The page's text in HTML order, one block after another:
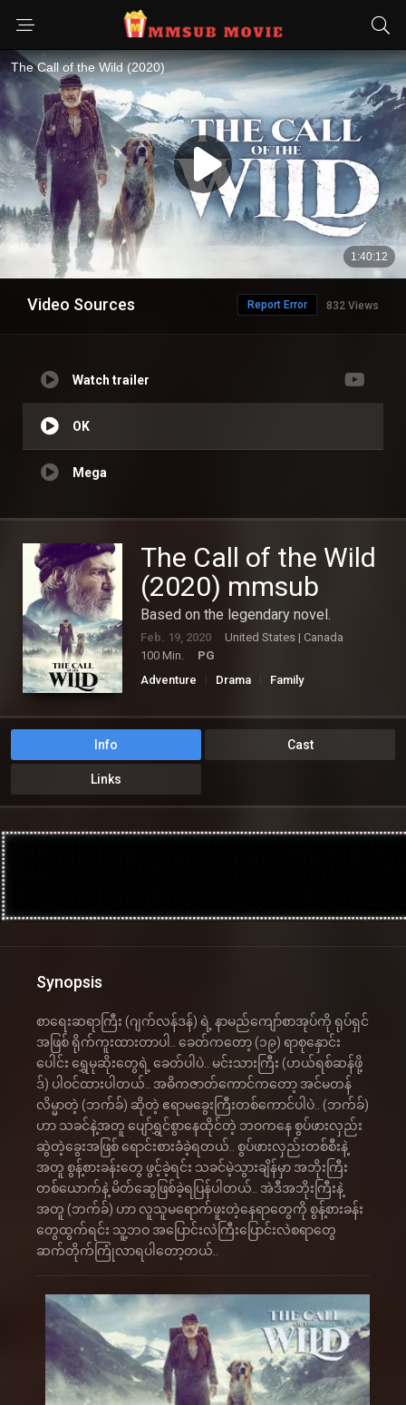
Video Sources 832 Views
Report Error
Watch trailer
OK
Mega
The Call of the Wild
(2020) mmsub
Based on the legendary novel.
Feb. 19, 2020
United States | Canada
100 Min.
PG
Adventure
Drama Family
Info Cast
Links
Synopsis
စာရေးဆရာကြီး (ဂျက်လန်ဒန်) ရဲ့ နာမည်ကျော်စာအုပ်ကို ရုပ်ရှင်
အဖြစ် ရိုက်ကူးထားတာပါ.. ခေတ်ကတော့ (၁၉) ရာစုနှောင်း
ပေါင်း ရွှေမုဆိုးတွေရဲ့ ခေတ်ပါပဲ.. မင်းသားကြီး (ဟယ်ရစ်ဆန်ဖို့
ဒ်) ပါဝင်ထားပါတယ်.. အဓိကဇာတ်ကောင်ကတော့ အင်မတန်
လိမ္မာတဲ့ (ဘက်ခ်) ဆိုတဲ့ ဧရာမခွေးကြီးတစ်ကောင်ပါပဲ.. (ဘက်ခ်)
ဟာ သခင်နဲ့အတူ ပျော်ရွှင်စွာနေထိုင်တဲ့ ဘဝကနေ စွပ်ဖားလှည်း
ဆွဲတဲ့ခွေးအဖြစ် ရောင်းစားခံခဲ့ရတယ်.. စွပ်ဖားလှည်းတစ်စီးနဲ့
အတူ စွန့်စားခန်းတွေ ဖွင့်ခဲ့ရင်း သခင်မဲ့သွားချိန်မှာ အဘိုးကြီး
တစ်ယောက်နဲ့ မိတ်ဆွေဖြစ်ခဲ့ရပြန်ပါတယ်.. အဲဒီအဘိုးကြီးနဲ့
အတူ (ဘက်ခ်) ဟာ လူသူမရောက်ဖူးတဲ့နေရာတွေကို စွန့်စားခန်း
တွေထွက်ရင်း သူ့ဘဝ အပြောင်းလဲကြီးပြောင်းလဲစရာတွေ
ဆက်တိုက်ကြုံလာရပါတော့တယ်..